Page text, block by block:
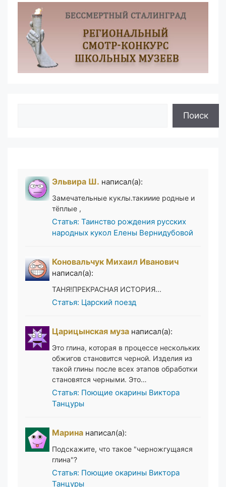
Поиск
Эльвира Ш. написал(а):
Замечательные куклы.такииие родные и
тёплые ,
Статья: Таинство рождения русских
народных кукол Елены Вернидубовой
Коновальчук Михаил Иванович
написал(а):
ТАНЯ!ПРЕКРАСНАЯ ИСТОРИЯ...
Статья: Царский поезд
Царицынская муза написал(а):
Это глина, которая в процессе нескольких
обжигов становится черной. Изделия из
такой глины после всех этапов обработки
становятся черными. Это…
Статья: Поющие окарины Виктора
Танцуры
Марина написал(а):
Подскажите, что такое "черножгущаяся
глина"?
Статья: Поющие окарины Виктора
Танцуры